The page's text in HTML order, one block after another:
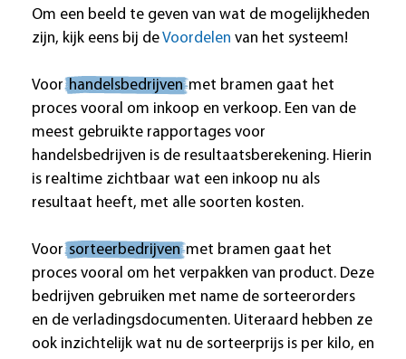
Om een beeld te geven van wat de mogelijkheden
zijn, kijk eens bij deVoordelen van het systeem!
Voor handelsbedrijvenmet bramen gaat het
proces vooral om inkoop en verkoop. Een van de
meest gebruikte rapportages voor
handelsbedrijven is de resultaatsberekening. Hierin
is realtime zichtbaar wat een inkoop nu als
resultaat heeft, met alle soorten kosten.
Voorsorteerbedrijvenmet bramen gaat het
proces vooral om het verpakken van product. Deze
bedrijven gebruiken met name de sorteerorders
en de verladingsdocumenten. Uiteraard hebben ze
ook inzichtelijk wat nu de sorteerprijs is per kilo, en